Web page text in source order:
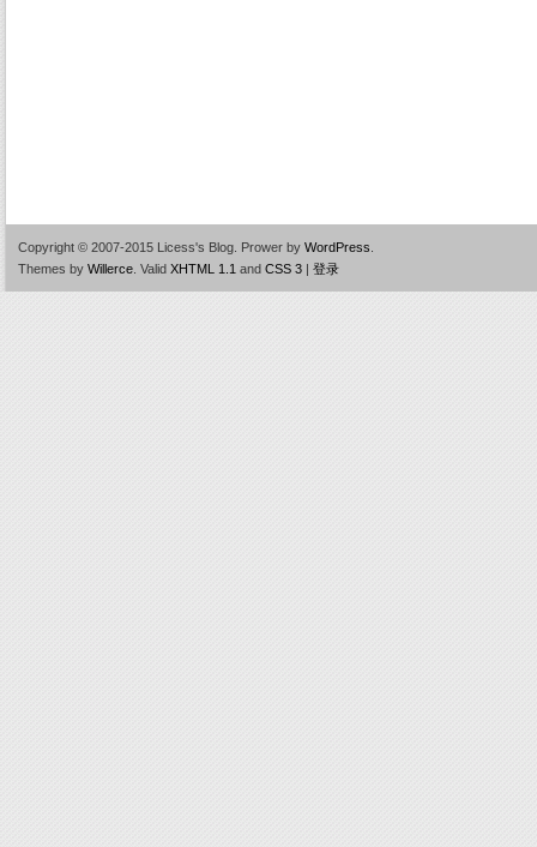
Copyright © 2007-2015 Licess's Blog. Prower by WordPress
Themes by Willerce Valid XHTML 1.1 and CSS 3 | 登录